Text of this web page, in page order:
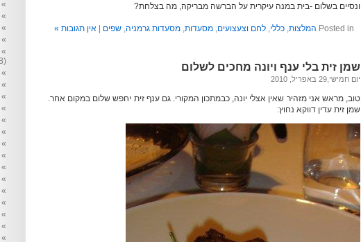
ונסיים בשלום -בית במנה עיקרית על הברשה מבריקה, מה בצלחת?
Posted in המלצות, כללי, לחם וצעצועים, מסעדות, מסעדות גרמניה, שפים אין תגובות »
שמן זית בלי ענף ויונה מחכים לשלום
יום חמישי,29 באפריל, 2010
טוב, מראש אני מזהיר שאין אצלי יונה, כבמתכון המקורי. גם ענף זית יחפש שלום במקום אחר.
שמן זית עדין דווקא נחוץ:
(28)